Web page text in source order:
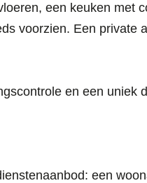
een keuken met
voorzien. Een private
en een uniek
een